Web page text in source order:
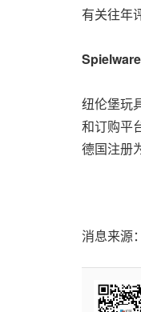
有关往年
纽伦堡玩
和订购平
德国注册
消息来源